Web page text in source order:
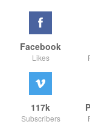
Facebook
Likes
117k
Subscribers